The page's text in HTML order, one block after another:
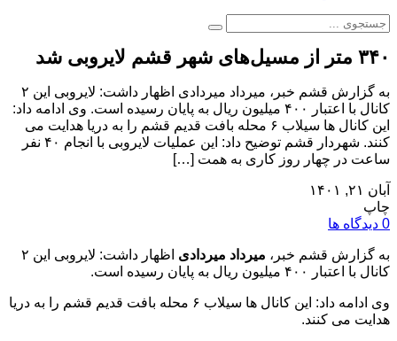
۳۴۰ متر از مسیل‌های شهر قشم لایروبی شد
به گزارش قشم خبر، میرداد میردادی اظهار داشت: لایروبی این ۲
کانال با اعتبار ۴۰۰ میلیون ریال به پایان رسیده است. وی ادامه داد:
این کانال ها سیلاب ۶ محله بافت قدیم قشم را به دریا هدایت می
کنند. شهردار قشم توضیح داد: این عملیات لایروبی با انجام ۴۰ نفر
ساعت در چهار روز کاری به همت […]
آبان ۲۱, ۱۴۰۱
چاپ
0 دیدگاه ها
به گزارش قشم خبر، میرداد میردادی
اظهار داشت: لایروبی این ۲
کانال با اعتبار ۴۰۰ میلیون ریال به پایان رسیده است.
وی ادامه داد: این کانال ها سیلاب ۶ محله بافت قدیم قشم را به دریا
هدایت می کنند.